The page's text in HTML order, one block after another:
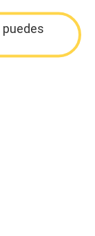
puedes